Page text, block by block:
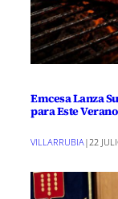
Emcesa Lanza
para Este Verano
VILLARRUBIA | 22